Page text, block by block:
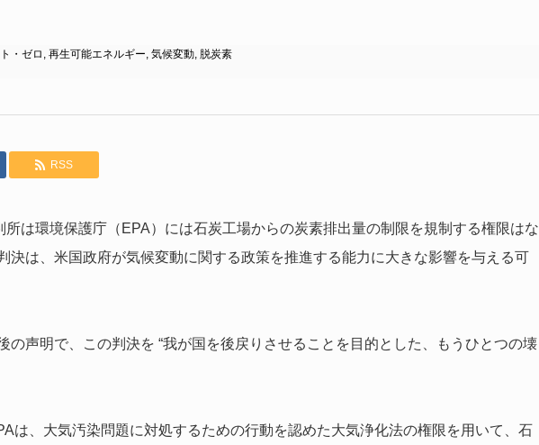
・ゼロ , 再生可能エネルギー, 気候変動, 脱炭素
RSS
は環境保護庁（EPA）には石炭工場からの炭素排出量の制限を規制する権限はな
決は、米国政府が気候変動に関する政策を推進する能力に大きな影響を与える可
の声明で、この判決を “我が国を後戻りさせることを目的とした、もうひとつの壊
は、大気汚染問題に対処するための行動を認めた大気浄化法の権限を用いて、石